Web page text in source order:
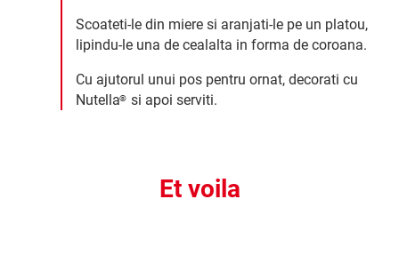
Scoateti-le din miere si aranjati-le pe un platou,
lipindu-le una de cealalta in forma de coroana.
Cu ajutorul unui pos pentru ornat, decorati cu
Nutella® si apoi serviti.
Et voila